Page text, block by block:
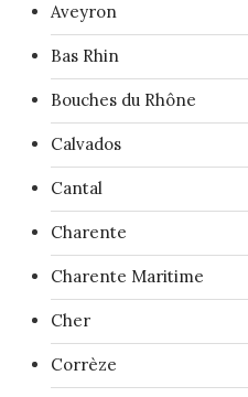
Aveyron
Bas Rhin
Bouches du Rhône
Calvados
Cantal
Charente
Charente Maritime
Cher
Corrèze